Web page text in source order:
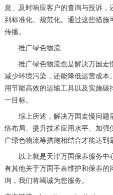
息、及时响应客户的查询与投诉
到标准化、规范化。通过这些措
传播。
推广绿色物流
推广绿色物流也是解决万国走
减少环境污染，还能降低运营成
用节能高效的运输工具以及实施
一目标。
综上所述，解决万国走慢问题
络布局、提升技术应用水平、加强
广绿色物流等措施相结合才能达到
以上就是天津万国保养服务中
有其他关于万国手表维护和保养的
询，我们将竭诚为您服务。